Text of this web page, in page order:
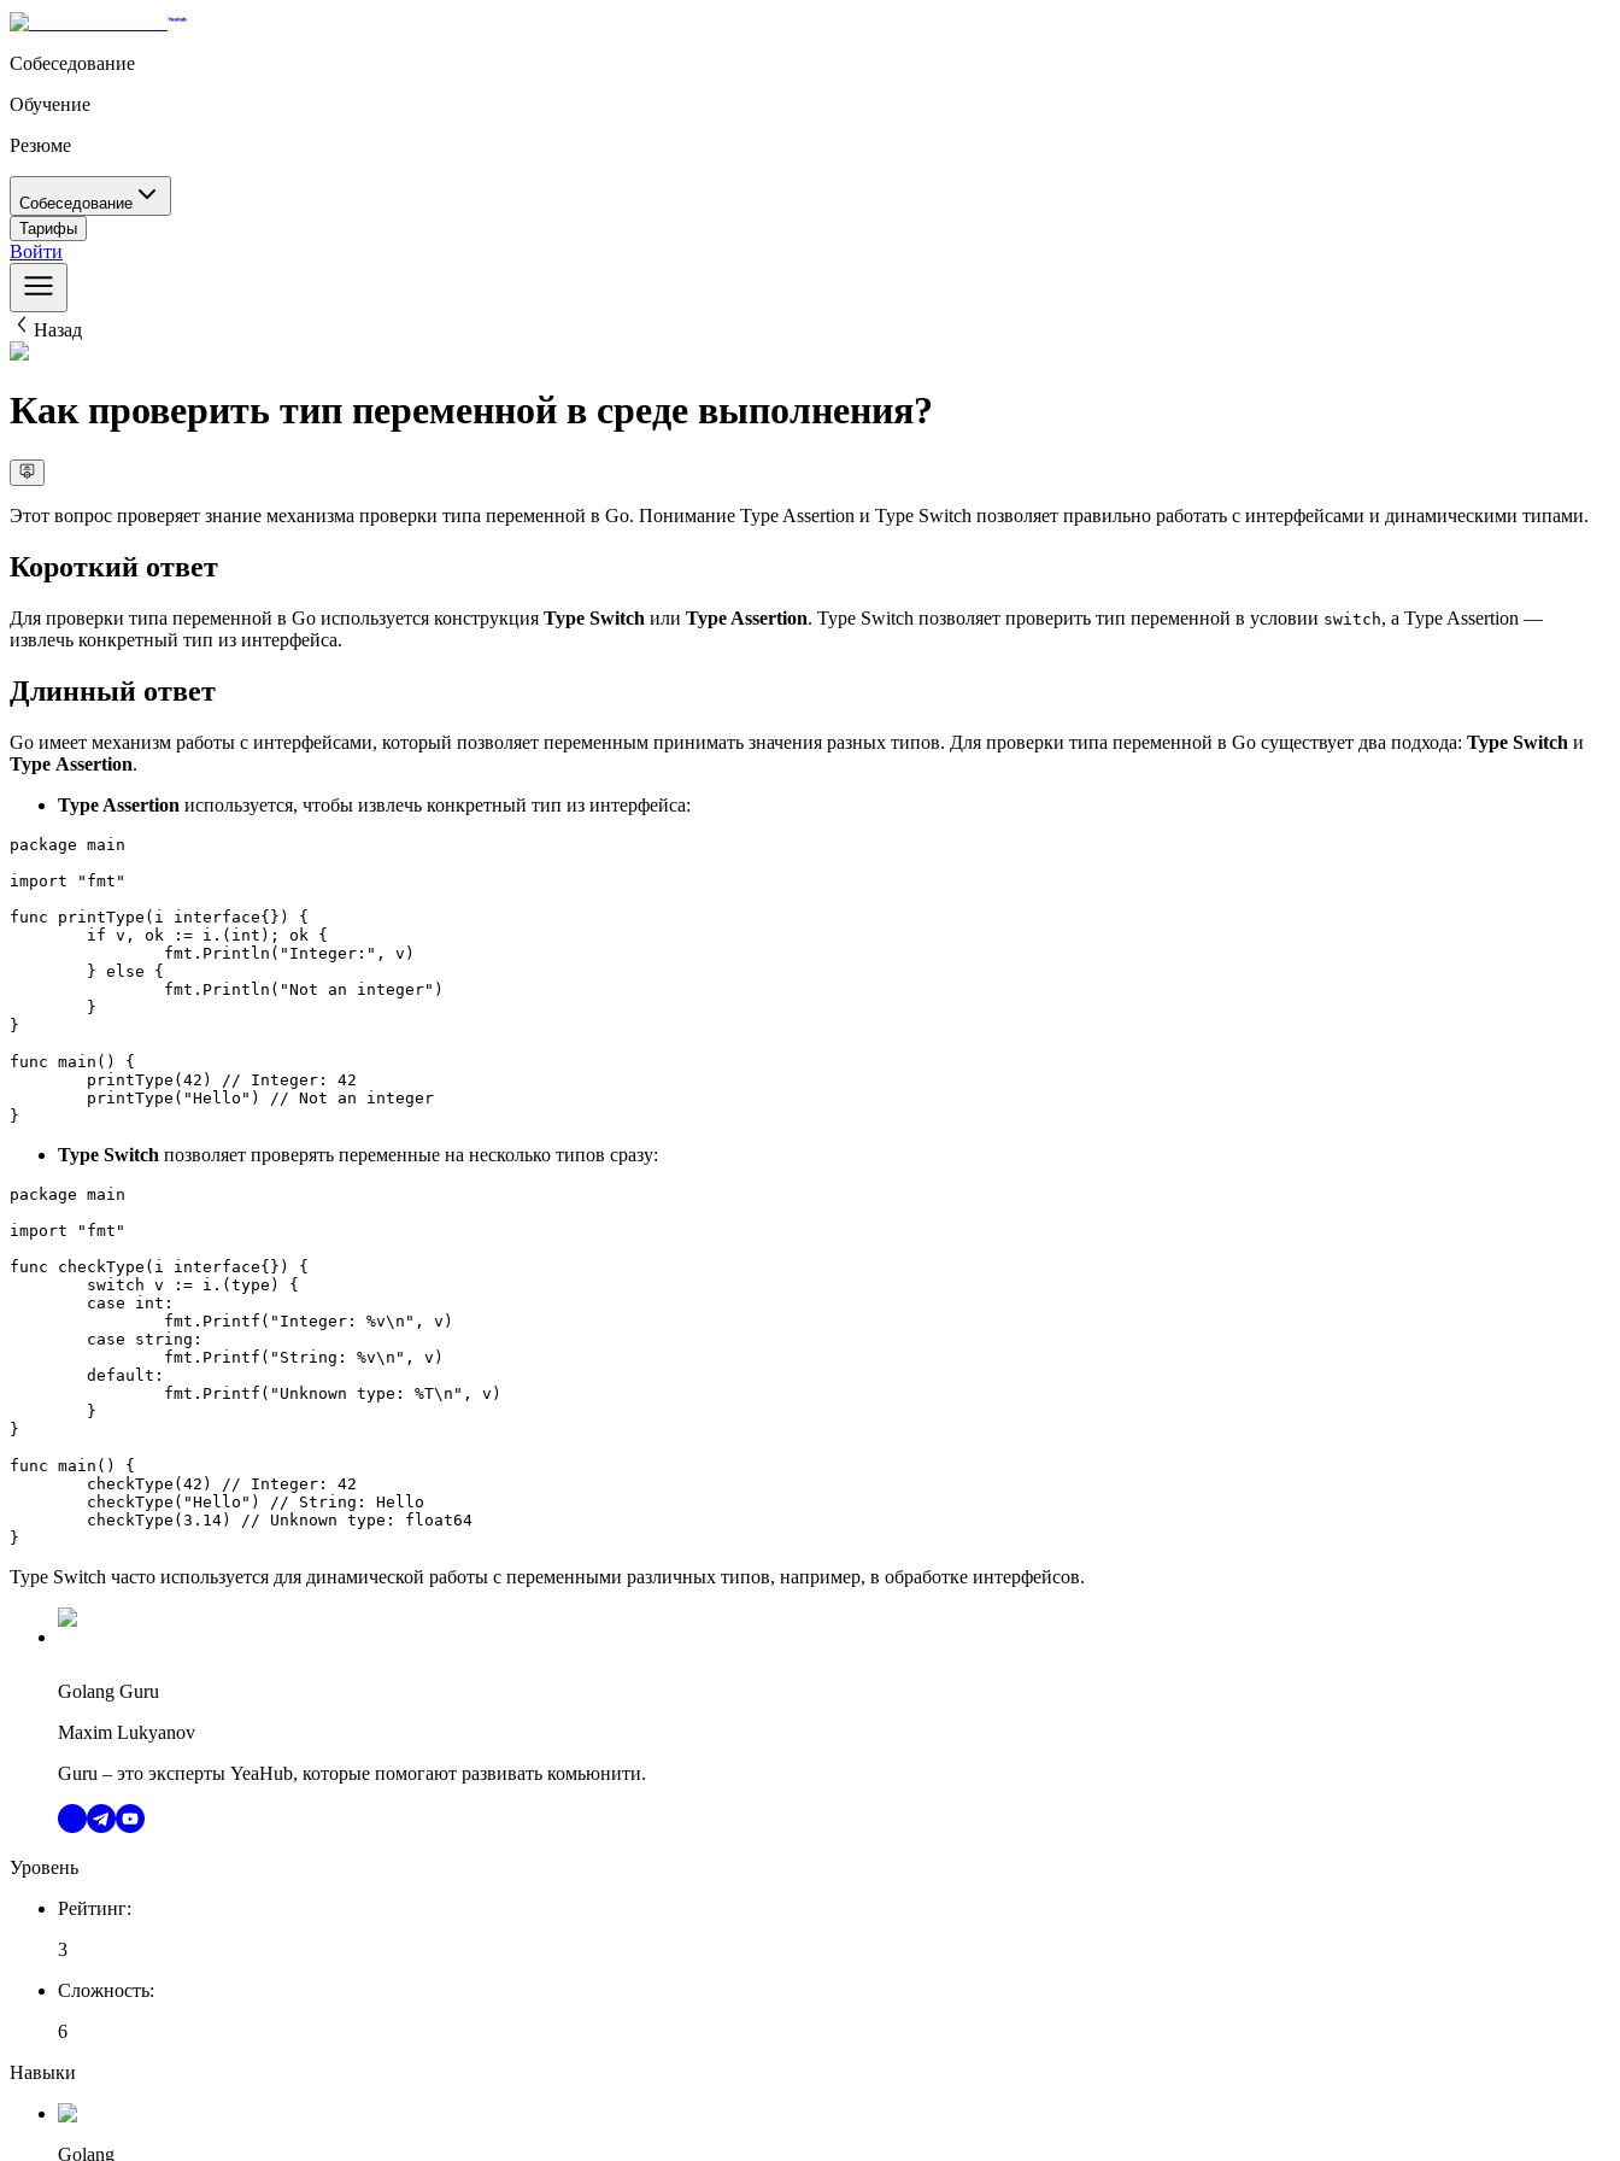
Собеседование
Обучение
Резюме
Собеседование
Тарифы
Войти
Назад
Как проверить тип переменной в среде выполнения?
Этот вопрос проверяет знание механизма проверки типа переменной в Go. Понимание Type Assertion и Type Switch позволяет правильно работать с интерфейсами и динамическими типами.
Короткий ответ
Для проверки типа переменной в Go используется конструкция Type Switch или Type Assertion. Type Switch позволяет проверить тип переменной в условии switch, а Type Assertion —
извлечь конкретный тип из интерфейса.
Длинный ответ
Go имеет механизм работы с интерфейсами, который позволяет переменным принимать значения разных типов. Для проверки типа переменной в Go существует два подхода: Type Switch и
Type Assertion.
Type Assertion используется, чтобы извлечь конкретный тип из интерфейса:
package main
import
"fmt"
func printType ( i interface{} ) {
if v, ok := i.(int); ok {
        	fmt.
Println ( "Integer:" , v)
    	}
else {
        	fmt.
Println ( "Not an integer" )
}
func main ( ) {
printType ( 42 )
// Integer: 42
printType ( "Hello" )
// Not an integer
}
Type Switch позволяет проверять переменные на несколько типов сразу:
package main
import
"fmt"
func checkType ( i interface{} ) {
switch v := i.(type) {
case
int :
        	fmt.
Printf ( "Integer: %v\n" , v)
case
string :
        	fmt.
Printf ( "String: %v\n" , v)
default :
        	fmt.
Printf ( "Unknown type: %T\n" , v)
}
func main ( ) {
checkType ( 42 )
// Integer: 42
checkType ( "Hello" )
// String: Hello
checkType ( 3.14)
// Unknown type: float64
}
Type Switch часто используется для динамической работы с переменными различных типов, например, в обработке интерфейсов.
Golang Guru
Maxim Lukyanov
Guru – это эксперты YeaHub, которые помогают развивать комьюнити.
Уровень
Рейтинг:
3
Сложность:
6
Навыки
Golang